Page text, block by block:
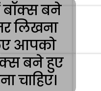
बॉक्स बने
लिखना
आपको
बने हुए
चाहिए।